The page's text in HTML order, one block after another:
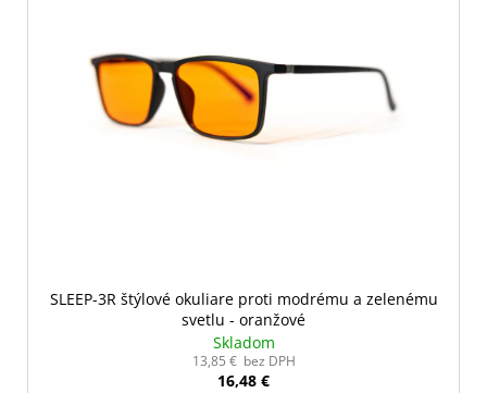
SLEEP-3R štýlové okuliare proti modrému a zelenému
svetlu - oranžové
Skladom
13,85 € bez DPH
16,48 €